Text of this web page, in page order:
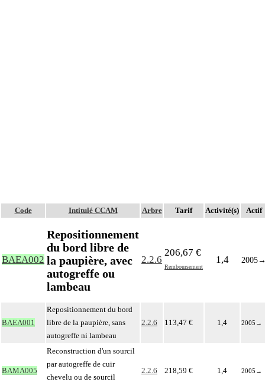
Code Intitulé CCAM Arbre Tarif Activité(s) Actif
BAEA002
Repositionnement
du bord libre de
la paupière, avec
autogreffe ou
lambeau
2.2.6
206,67 €
Remboursement
1,4 2005
BAEA001
Repositionnement du bord
libre de la paupière, sans
autogreffe ni lambeau
2.2.6 113,47 € 1,4 2005 →
BAMA005
Reconstruction d'un sourcil
par autogreffe de cuir
chevelu ou de sourcil
2.2.6 218,59 € 1,4 2005 →